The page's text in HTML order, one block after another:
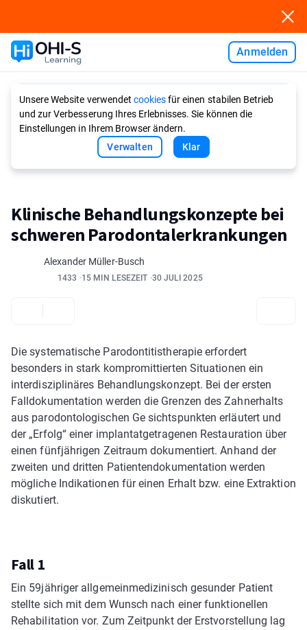
Anmelden
Unsere Website verwendet cookiesfür einen stabilen Betrieb
und zur Verbesserung Ihres Erlebnisses. Sie können die
Einstellungen in Ihrem Browser ändern.
Verwalten
Klar
Klinische Behandlungskonzepte bei
schweren Parodontalerkrankungen
Alexander Müller-Busch
1433 15 MIN LESEZEIT 30 JULI 2025
Die systematische Parodontitistherapie erfordert
besonders in stark kompromittierten Situationen ein
interdisziplinäres Behandlungskonzept. Bei der ersten
Falldokumentation werden die Grenzen des Zahnerhalts
aus parodontologischen Ge­ sichtspunkten erläutert und
der „Erfolg“ einer implantatgetragenen Restauration über
einen fünfjährigen Zeitraum dokumentiert. Anhand der
zweiten und dritten Patientendokumentation werden
mögliche Indikationen für einen Erhalt bzw. eine Extraktion
diskutiert.
Fall 1
Ein 59­jähriger allgemeinmedizinisch gesunder Patient
stellte sich mit dem Wunsch nach einer funktionellen
Rehabilitation vor. Zum Zeitpunkt der Erstvorstellung lag